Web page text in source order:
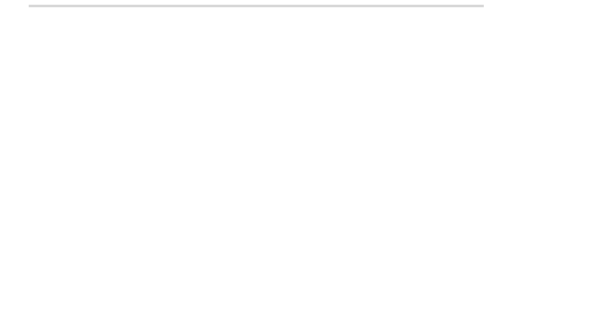
Jun 24, 2026 / 09:53